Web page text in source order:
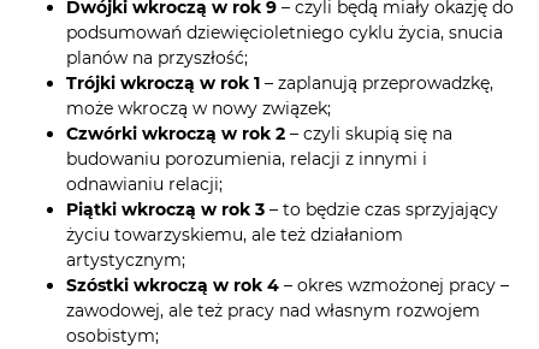
Dwójki wkroczą w rok 9 – czyli będą miały okazję do
podsumowań dziewięcioletniego cyklu życia, snucia
planów na przyszłość;
Trójki wkroczą w rok 1 – zaplanują przeprowadzkę,
może wkroczą w nowy związek;
Czwórki wkroczą w rok 2 – czyli skupią się na
budowaniu porozumienia, relacji z innymi i
odnawianiu relacji;
Piątki wkroczą w rok 3 – to będzie czas sprzyjający
życiu towarzyskiemu, ale też działaniom
artystycznym;
Szóstki wkroczą w rok 4 – okres wzmożonej pracy –
zawodowej, ale też pracy nad własnym rozwojem
osobistym;